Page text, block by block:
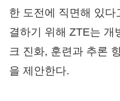
한 도전에 직면해 있
결하기 위해 ZTE는 개
크 진화, 훈련과 추론
을 제안한다.